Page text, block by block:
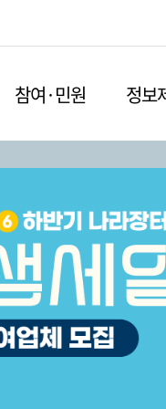
참여·민원 정보